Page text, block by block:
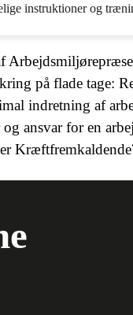
instruktioner og
på flade tage:
indretning af
ansvar for en